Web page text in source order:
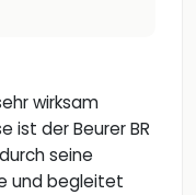
wirksam
ist der Beurer BR
seine
und begleitet